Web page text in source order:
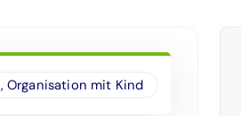
,Organisation mit Kind